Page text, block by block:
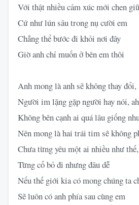
Với thật nhiều cảm xúc mới chen
Cứ như lún sâu trong nụ cười em
Chẳng thể bước đi khỏi nơi đây
Giờ anh chỉ muốn ở bên em thôi
Anh mong là anh sẽ không thay đổi,
Người im lặng gặp người hay nói, ah
Không bên cạnh ai quá lâu giống
Nên mong là hai trái tim sẽ không
Chưa từng yêu một ai nhiều như
Từng cố bỏ đi nhưng đâu dễ
Nếu thế giới kia có mong chúng ta
Sẽ luôn có anh phía sau cùng em